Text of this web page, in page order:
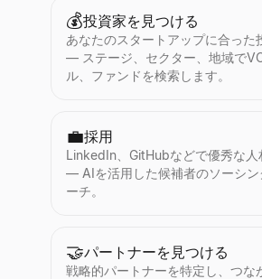
💰投資家を見つける
あなたのスタートアップに合った
— ステージ、セクター、地域で
ル、ファンドを検索します。
💼採用
LinkedIn、GitHubなどで優秀な人
— AIを活用した候補者のソーシン
ーチ。
🤝パートナーを見つける
戦略的パートナーを特定し、つ